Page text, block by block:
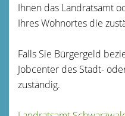
Ihnen das Landratsamt
Ihres Wohnortes die
Falls Sie Bürgergeld
Jobcenter des Stadt-
zuständig.